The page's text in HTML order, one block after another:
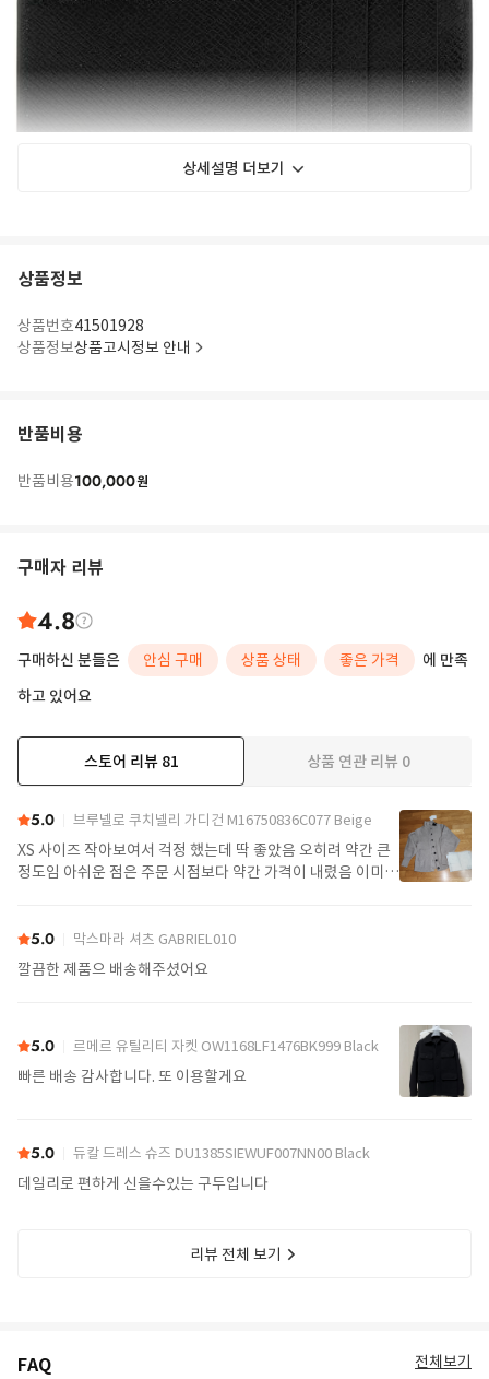
상세설명 더보기
상품정보
상품번호41501928
상품정보상품고시정보 안내
반품비용
반품비용100,000원
구매자 리뷰
4.8
구매하신 분들은 안심 구매 상품 상태 좋은 가격
에 만족
하고 있어요
스토어 리뷰 81 상품 연관 리뷰 0
5.0 브루넬로 쿠치넬리 가디건 M16750836C077 Beige
XS 사이즈 작아보여서 걱정 했는데 딱 좋았음 오히려 약간 큰
정도임 아쉬운 점은 주문 시점보다 약간 가격이 내렸음 이미지
5.0 막스마라 셔츠 GABRIEL010
깔끔한 제품으 배송해주셨어요
5.0 르메르 유틸리티 자켓 OW1168LF1476BK999 Black
빠른 배송 감사합니다. 또 이용할게요
5.0 듀칼 드레스 슈즈 DU1385SIEWUF007NN00 Black
데일리로 편하게 신을수있는 구두입니다
리뷰 전체 보기
FAQ 전체보기